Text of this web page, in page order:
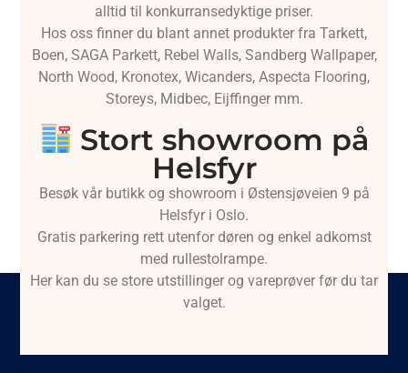
alltid til konkurransedyktige priser.
Hos oss finner du blant annet produkter fra Tarkett,
Boen, SAGA Parkett, Rebel Walls, Sandberg Wallpaper,
North Wood, Kronotex, Wicanders, Aspecta Flooring,
Storeys, Midbec, Eijffinger mm.
Stort showroom på
Helsfyr
Besøk vår butikk og showroom i Østensjøveien 9 på
Helsfyr i Oslo.
Gratis parkering rett utenfor døren og enkel adkomst
med rullestolrampe.
Her kan du se store utstillinger og vareprøver før du tar
valget.